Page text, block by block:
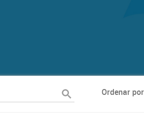
Ordenar por